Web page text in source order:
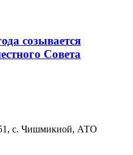
созывается
Совета
с. Чишмикиой, АТО